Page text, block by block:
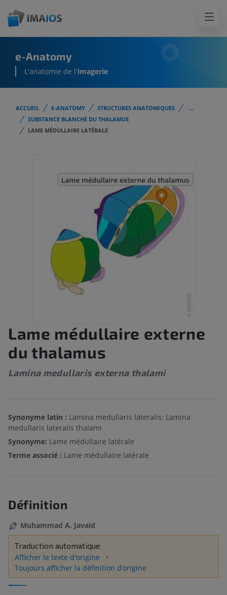
e-Anatomy
L'anatomie de l'imagerie
ACCUEIL E-ANATOMY STRUCTURES ANATOMIQUES
...
SUBSTANCE BLANCHE DU THALAMUS
LAME MÉDULLAIRE LATÉRALE
Lame médullaire externe
du thalamus
Lamina medullaris externa thalami
Synonyme latin : Lamina medullaris lateralis; Lamina
medullaris lateralis thalami
Synonyme: Lame médullaire latérale
Terme associé : Lame médullaire latérale
Définition
Muhammad A. Javaid
Traduction automatique
Afficher le texte d'origine
Toujours afficher la définition d’origine